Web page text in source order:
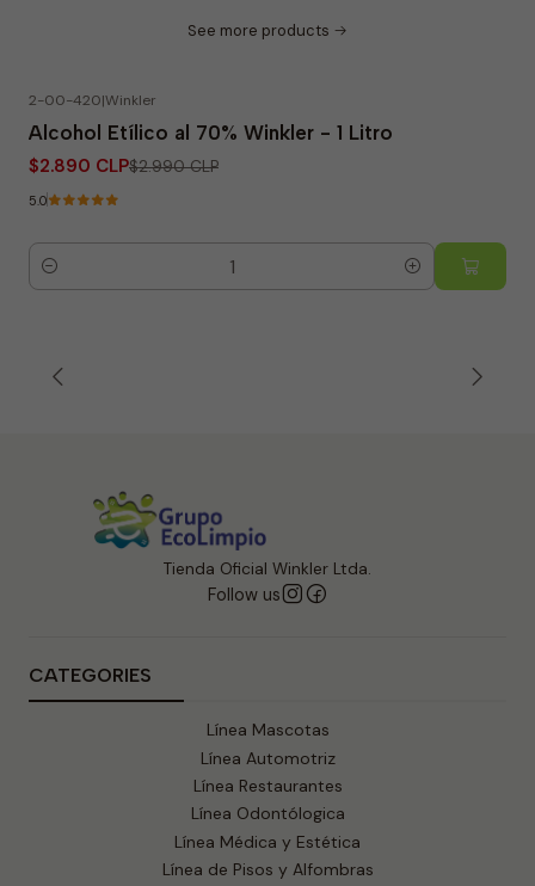
See more products
2-00-420|Winkler
Alcohol Etílico al 70% Winkler - 1 Litro
$2.890 CLP$2.990 CLP
5.0
Quantity
Tienda Oficial Winkler Ltda.
Follow us
CATEGORIES
Línea Mascotas
Línea Automotriz
Línea Restaurantes
Línea Odontólogica
Línea Médica y Estética
Línea de Pisos y Alfombras